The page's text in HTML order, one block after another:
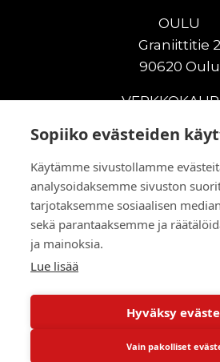
Sopiiko evästeiden
Käytämme sivustollamme
analysoidaksemme sivuston
tarjotaksemme sosiaalisen
sekä parantaaksemme ja
ja mainoksia.
Lue lisää
Hyväksy
Vain pakolliset
OULU
Graniittitie 2
90620 Oulu
Uudet
Vuokrakoneet
Kampanjat
© 2026 RealMachinery Oy
Powered by